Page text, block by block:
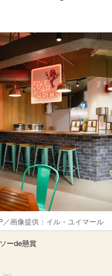
／画像提供：イル・ユイマール
ーde懸賞